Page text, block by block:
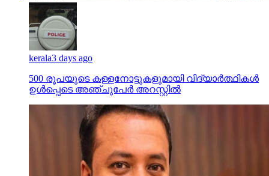
kerala3 days ago
500 രൂപയുടെ കള്ളനോട്ടുകളുമായി വിദ്യാര്‍ത്ഥികള്‍
ഉള്‍പ്പെടെ അഞ്ചുപേര്‍ അറസ്റ്റില്‍